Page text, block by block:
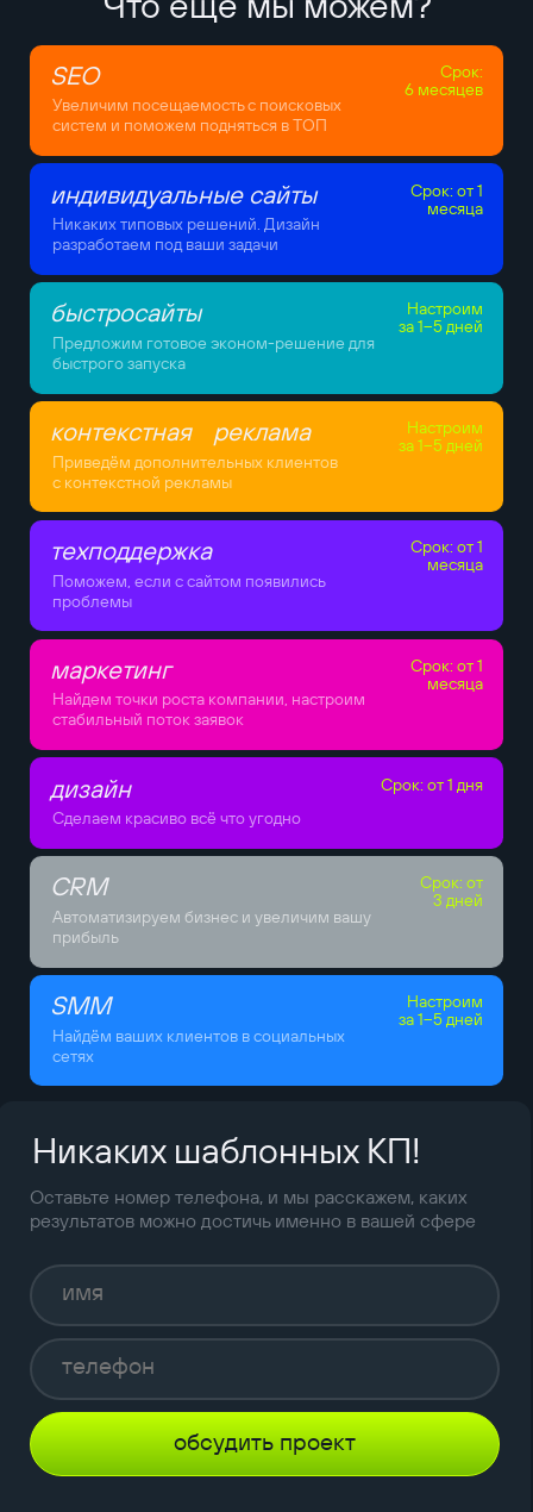
SEO
Увеличим посещаемость с поисковых
систем и поможем подняться в ТОП
Срок:
6 месяцев
индивидуальные сайты
Никаких типовых решений. Дизайн
разработаем под ваши задачи
Срок: от 1
месяца
быстросайты
Предложим готовое эконом-решение для
быстрого запуска
Настроим
за 1–5 дней
контекстная реклама
Приведём дополнительных клиентов
с контекстной рекламы
Настроим
за 1–5 дней
техподдержка
Поможем, если с сайтом появились
проблемы
Срок: от 1
месяца
маркетинг
Найдем точки роста компании, настроим
стабильный поток заявок
Срок: от 1
месяца
дизайн
Сделаем красиво всё что угодно
Срок: от 1 дня
CRM
Автоматизируем бизнес и увеличим вашу
прибыль
Срок: от
3 дней
SMM
Найдём ваших клиентов в социальных
сетях
Настроим
за 1–5 дней
Никаких шаблонных КП!
Оставьте номер телефона, и мы расскажем, каких
результатов можно достичь именно в вашей сфере
обсудить проект